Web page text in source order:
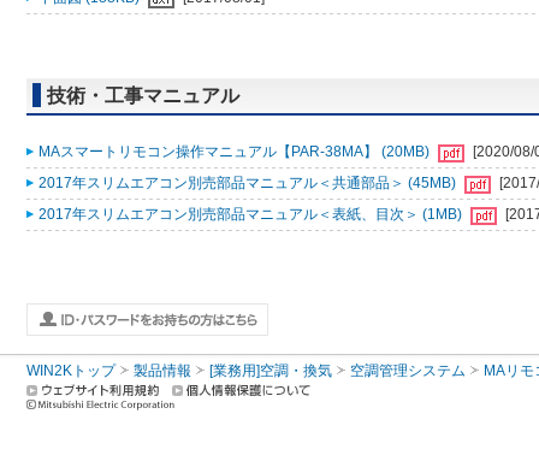
技術・工事マニュアル
MAスマートリモコン操作マニュアル【PAR-38MA】 (20MB)
[2020/08/
2017年スリムエアコン別売部品マニュアル＜共通部品＞ (45MB)
2017年スリムエアコン別売部品マニュアル＜表紙、目次＞ (1MB)
WIN2Kトップ 製品情報 [業務用]空調・換気 空調管理システム MAリモ